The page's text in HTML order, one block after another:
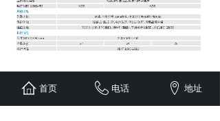
上一个：
科士达YDC9320
首页 电话 地址